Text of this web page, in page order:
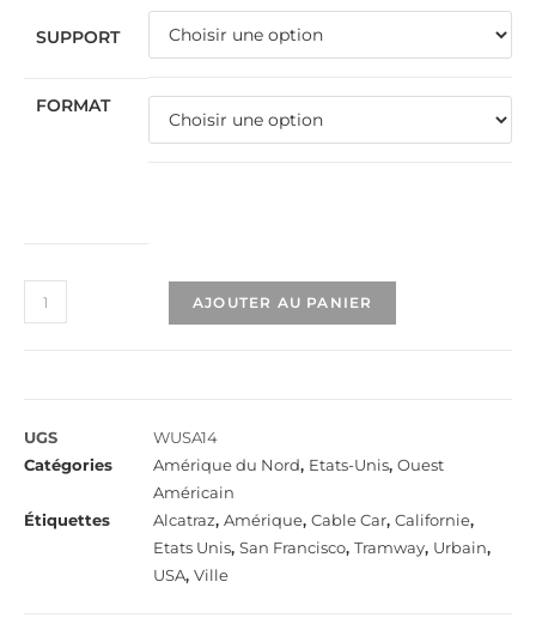
SUPPORT
FORMAT
AJOUTER AU PANIER
UGS
WUSA14
Catégories
Amérique du Nord, Etats-Unis, Ouest
Américain
Étiquettes
Alcatraz, Amérique, Cable Car, Californie,
Etats Unis, San Francisco, Tramway, Urbain,
USA, Ville